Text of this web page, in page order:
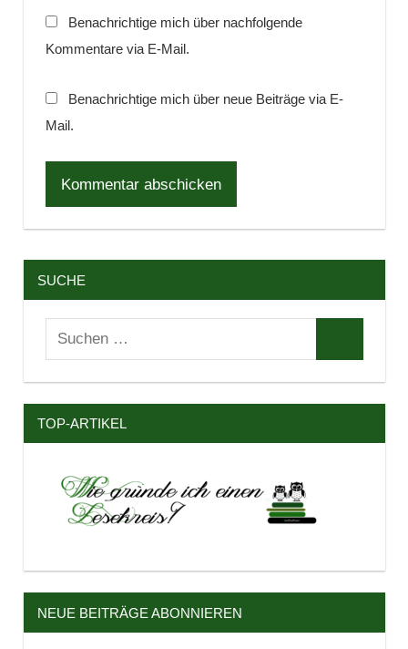
Benachrichtige mich über nachfolgende
Kommentare via E-Mail.
Benachrichtige mich über neue Beiträge via E-
Mail.
SUCHE
Suchen
TOP-ARTIKEL
NEUE BEITRÄGE ABONNIEREN